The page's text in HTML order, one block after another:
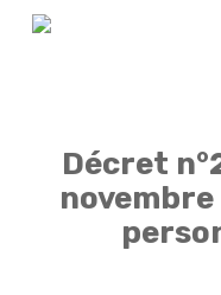
Skip
Décret